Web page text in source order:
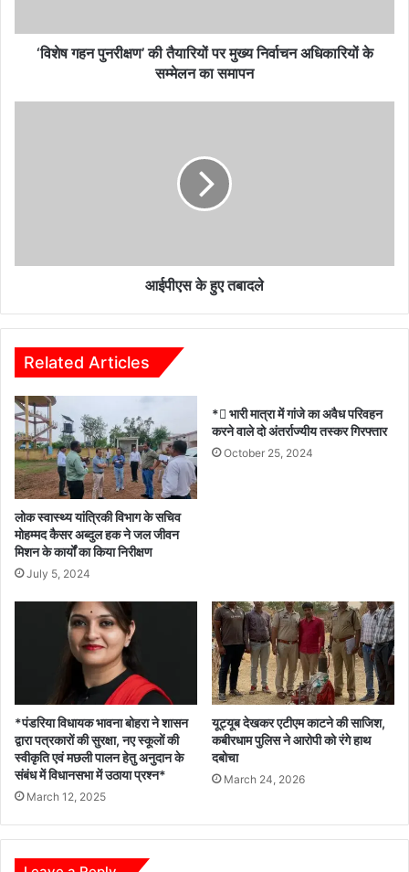
अधिकारियों
‘विशेष गहन पुनरीक्षण’ की तैयारियों पर मुख्य निर्वाचन अधिकारियों के
सम्मेलन का समापन
आईपीएस के हुए तबादले
Related Articles
लोक स्वास्थ्य यांत्रिकी विभाग के सचिव
मोहम्मद कैसर अब्दुल हक ने जल जीवन
मिशन के कार्यों का किया निरीक्षण
July 5, 2024
* भारी मात्रा में गांजे का अवैध परिवहन
करने वाले दो अंतर्राज्यीय तस्कर गिरफ्तार
October 25, 2024
*पंडरिया विधायक भावना बोहरा ने शासन
द्वारा पत्रकारों की सुरक्षा, नए स्कूलों की
स्वीकृति एवं मछली पालन हेतु अनुदान के
संबंध में विधानसभा में उठाया प्रश्न*
March 12, 2025
यूट्यूब देखकर एटीएम काटने की साजिश,
कबीरधाम पुलिस ने आरोपी को रंगे हाथ
दबोचा
March 24, 2026